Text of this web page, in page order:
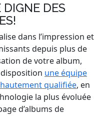
DES
dans l’impression et
depuis plus de
de votre album,
une équipe
qualifiée, en
la plus évoluée
d’albums de